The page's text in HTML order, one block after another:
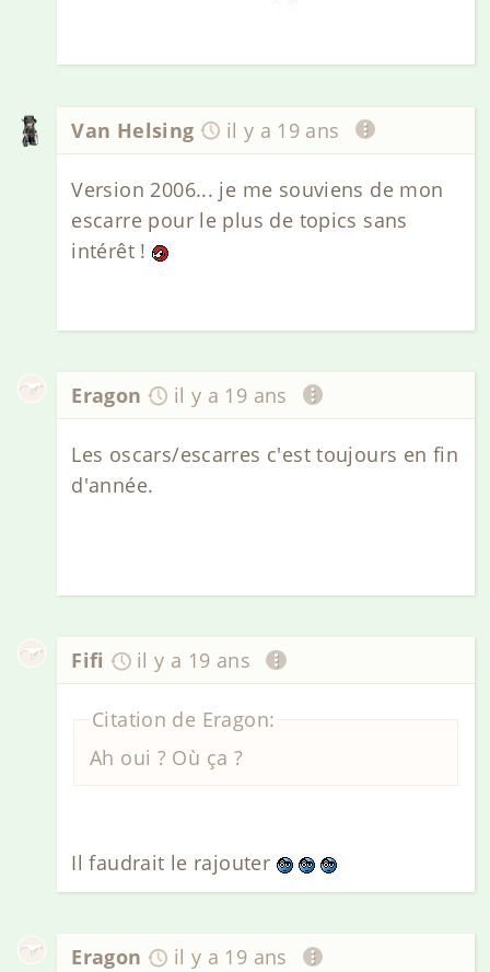
Van Helsing il y a 19 ans
Version 2006... je me souviens de mon
escarre pour le plus de topics sans
intérêt !
Eragon il y a 19 ans
Les oscars/escarres c'est toujours en fin
d'année.
Fifi il y a 19 ans
Citation de Eragon:
Ah oui ? Où ça ?
Il faudrait le rajouter
Eragon il y a 19 ans